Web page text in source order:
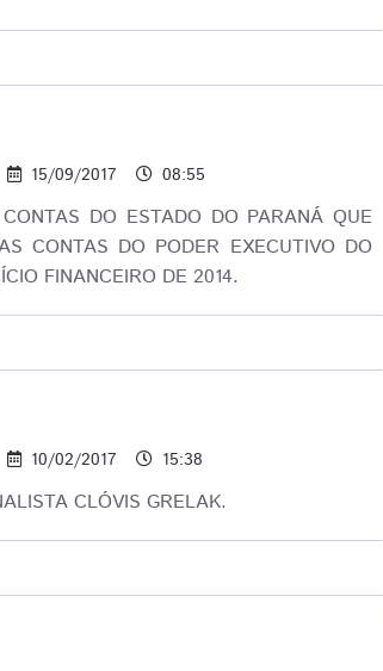
15/09/2017 08:55
DO ESTADO DO PARANÁ QUE
CONTAS DO PODER EXECUTIVO DO
FINANCEIRO DE 2014.
10/02/2017 15:38
CLÓVIS GRELAK.